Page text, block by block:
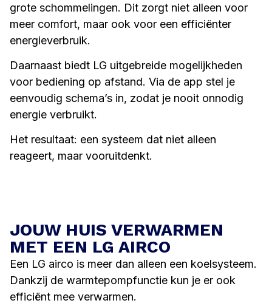
grote schommelingen. Dit zorgt niet alleen voor
meer comfort, maar ook voor een efficiënter
energieverbruik.
Daarnaast biedt LG uitgebreide mogelijkheden
voor bediening op afstand. Via de app stel je
eenvoudig schema’s in, zodat je nooit onnodig
energie verbruikt.
Het resultaat: een systeem dat niet alleen
reageert, maar vooruitdenkt.
JOUW HUIS VERWARMEN
MET EEN LG AIRCO
Een LG airco is meer dan alleen een koelsysteem.
Dankzij de warmtepompfunctie kun je er ook
efficiënt mee verwarmen.